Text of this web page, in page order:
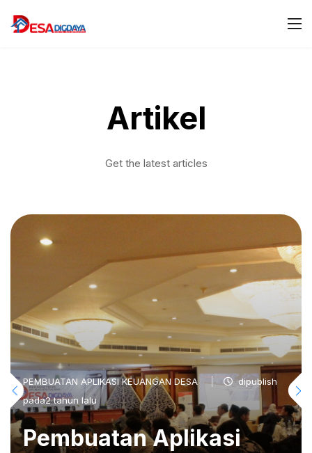
Artikel
Get the latest articles
PEMBUATAN APLIKASI KEUANGAN DESA
dipublish
pada2 tahun lalu
Pembuatan Aplikasi